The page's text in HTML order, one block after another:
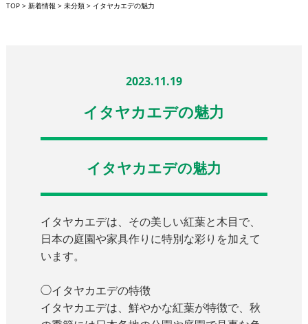
TOP> 新着情報 > 未分類> イタヤカエデの魅力
2023.11.19
イタヤカエデの魅力
イタヤカエデの魅力
イタヤカエデは、その美しい紅葉と木目で、
日本の庭園や家具作りに特別な彩りを加えて
います。
◯イタヤカエデの特徴
イタヤカエデは、鮮やかな紅葉が特徴で、秋